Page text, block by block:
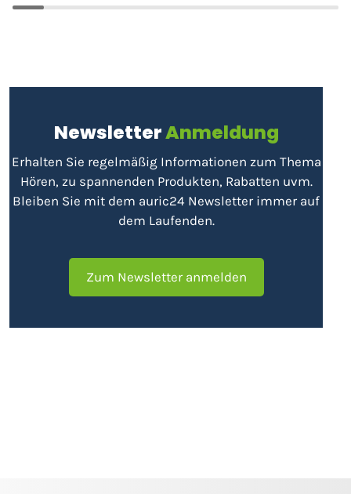
NewsletterAnmeldung
Erhalten Sie regelmäßig Informationen zum Thema
Hören, zu spannenden Produkten, Rabatten uvm.
Bleiben Sie mit dem auric24 Newsletter immer auf
dem Laufenden.
Zum Newsletter anmelden